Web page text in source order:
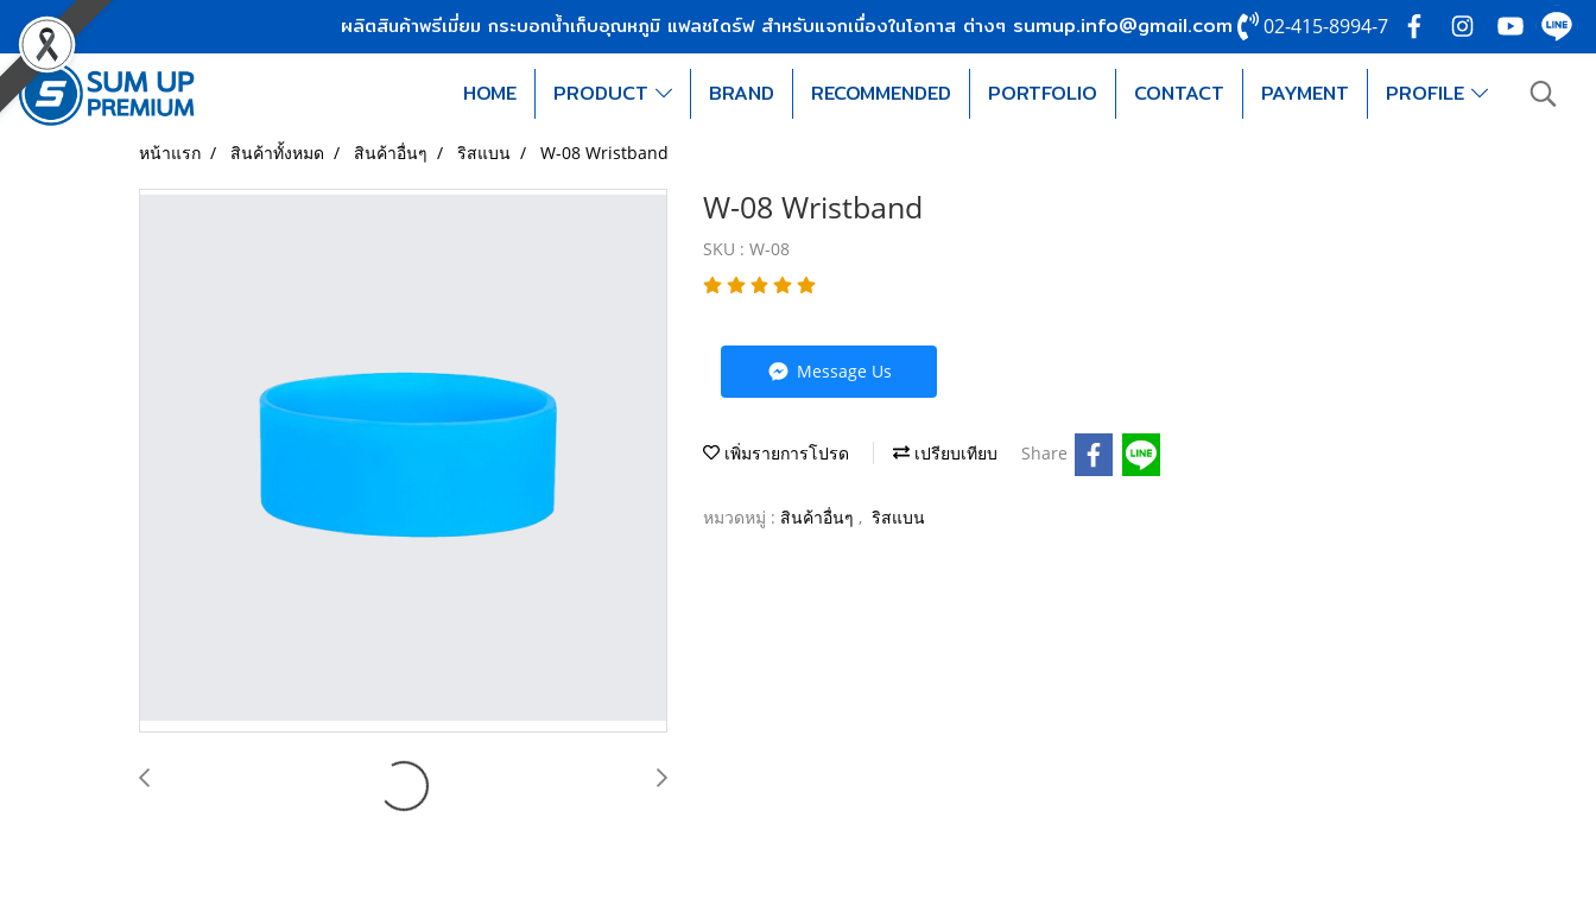
ผลิตสินค้าพรีเมี่ยม กระบอกน้ำเก็บอุณหภูมิ แฟลชไดร์ฟ สำหรับแจกเนื่องในโอกาส ต่างๆ sumup.info@gmail.com 02-415-8994-7
HOME PRODUCT BRAND RECOMMENDED PORTFOLIO CONTACT PAYMENT PROFILE
หน้าแรก สินค้าทั้งหมด สินค้าอื่นๆ ริสแบน W-08 Wristband
W-08 Wristband
SKU : W-08
Message Us
เพิ่มรายการโปรด เปรียบเทียบ Share
หมวดหมู่ : สินค้าอื่นๆ , ริสแบน